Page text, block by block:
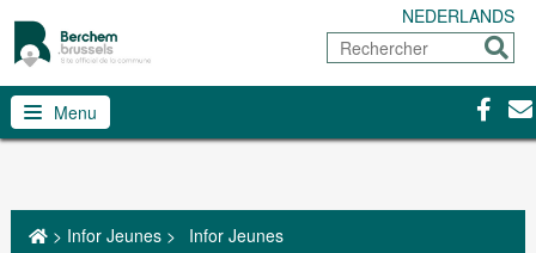
NEDERLANDS
Rechercher
Menu
> Infor Jeunes> Infor Jeunes